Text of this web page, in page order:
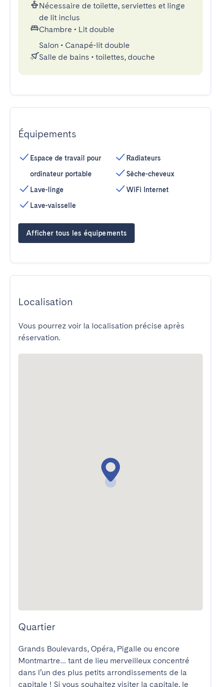
Nécessaire de toilette, serviettes et linge
de lit inclus
Chambre • Lit double
Salon • Canapé-lit double
Salle de bains • toilettes, douche
Équipements
Espace de travail pour
ordinateur portable
Lave-linge
Lave-vaisselle
Radiateurs
Sèche-cheveux
WiFi Internet
Afficher tous les équipements
Localisation
Vous pourrez voir la localisation précise après
réservation.
Quartier
Grands Boulevards, Opéra, Pigalle ou encore
Montmartre… tant de lieu merveilleux concentré
dans l’un des plus petits arrondissements de la
capitale ! Si vous souhaitez visiter la capitale, le